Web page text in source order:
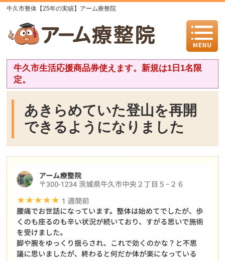
牛久市整体【25年の実績】アーム療整院
牛久市生活応援商品券使えます。新規は1日1名限
定。
あきらめていた登山を再開
できるようになりました